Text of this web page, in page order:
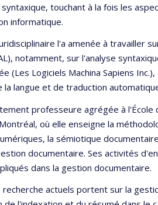
touchant à la fois les
informatique.
l'a amenée à travailler
notamment, sur l'analyse
(Les Logiciels Machina Sapiens
la langue et de traduction
professeure agrégée à
où elle enseigne la
la sémiotique
documentaire. Ses activités
dans la gestion documentaire.
actuels portent sur la